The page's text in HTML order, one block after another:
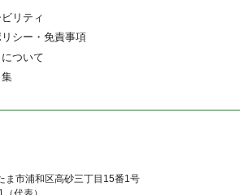
リティ
シー・免責事項
ついて
ま市浦和区高砂三丁目15番1号